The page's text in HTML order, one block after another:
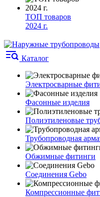
ТОП товаров
2024 г.
Каталог
Электросварные
Фасонные изделия
Полиэтиленовые
Трубопроводная
Обжимные фитинги
Соединения Gebo
Компрессионные